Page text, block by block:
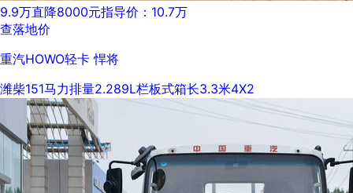
9.9万直降8000元指导价：10.7万
查落地价
重汽HOWO轻卡 悍将
潍柴151马力排量2.289L栏板式箱长3.3米4X2